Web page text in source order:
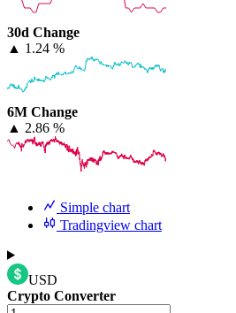
30d Change
▲ 1.24 %
6M Change
▲ 2.86 %
Simple chart
Tradingview chart
USD
Crypto Converter